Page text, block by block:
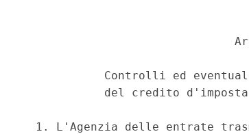
Controlli ed
del credito
1. L'Agenzia delle entrate